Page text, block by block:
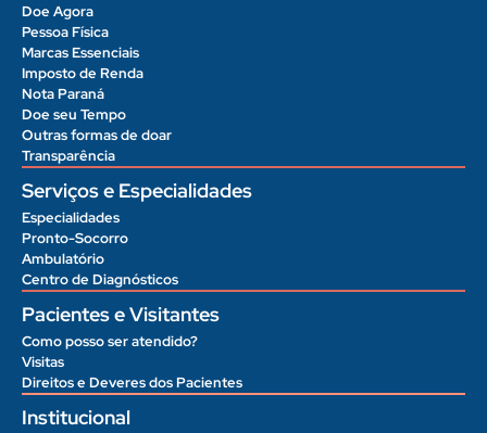
Doe Agora
Pessoa Física
Marcas Essenciais
Imposto de Renda
Nota Paraná
Doe seu Tempo
Outras formas de doar
Transparência
Serviços e Especialidades
Especialidades
Pronto-Socorro
Ambulatório
Centro de Diagnósticos
Pacientes e Visitantes
Como posso ser atendido?
Visitas
Direitos e Deveres dos Pacientes
Institucional